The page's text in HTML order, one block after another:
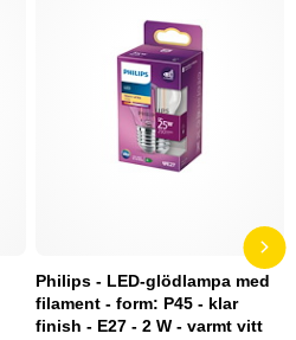
Philips - LED-glödlampa med
filament - form: P45 - klar
finish - E27 - 2 W - varmt vitt